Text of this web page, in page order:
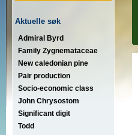
Aktuelle søk
Admiral Byrd
Family Zygnemataceae
New caledonian pine
Pair production
Socio-economic class
John Chrysostom
Significant digit
Todd